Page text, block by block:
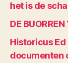
het is de
DE
Historicus
documenten